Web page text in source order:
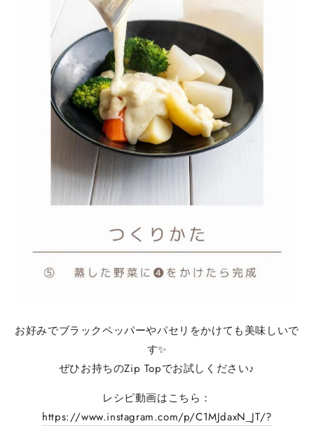
お好みでブラックペッパーやパセリをかけても美味しいで
す✨
ぜひお持ちのZip Topでお試しください♪
レシピ動画はこちら：
https://www.instagram.com/p/C1MJdaxN_JT/?